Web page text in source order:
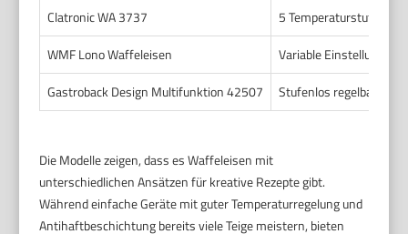
Clatronic WA 3737
5 Temperaturstufen
WMF Lono Waffeleisen
Variable Einstellung
Gastroback Design Multifunktion 42507
Stufenlos regelbar
Die Modelle zeigen, dass es Waffeleisen mit
unterschiedlichen Ansätzen für kreative Rezepte gibt.
Während einfache Geräte mit guter Temperaturregelung und
Antihaftbeschichtung bereits viele Teige meistern, bieten